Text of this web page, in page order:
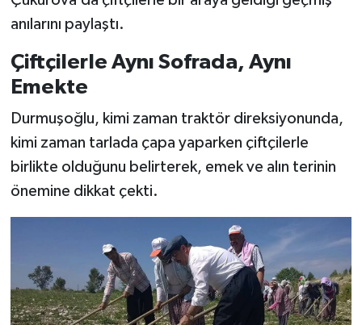
anılarını paylaştı.
Çiftçilerle Aynı Sofrada, Aynı
Emekte
Durmuşoğlu, kimi zaman traktör direksiyonunda,
kimi zaman tarlada çapa yaparken çiftçilerle
birlikte olduğunu belirterek, emek ve alın terinin
önemine dikkat çekti.